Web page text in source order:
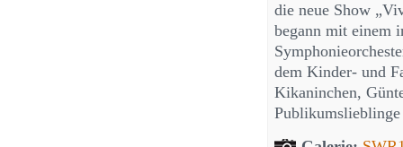
die neue Show
begann mit einem
dem Kinder- und
Kikaninchen,
Publikumslieblinge